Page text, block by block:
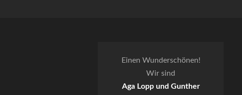
Einen Wunderschönen!
Wir sind
Aga Lopp und Gunther